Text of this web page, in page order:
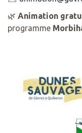
🌿 Animation
programme